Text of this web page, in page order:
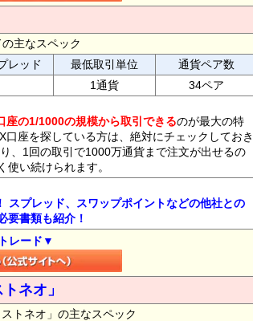
主なスペック
レッド 最低取引単位
通貨ペア数
1通貨
34ペア
座の1/1000の規模から取引できるのが最大の特
座を探している方は、絶対にチェックしておき
、1回の取引で1000万通貨まで注文が出せるの
い続けられます。
スプレッド、スワップポイントなどの他社との
要書類も紹介！
レード▼
ネオ」
トネオ」の主なスペック